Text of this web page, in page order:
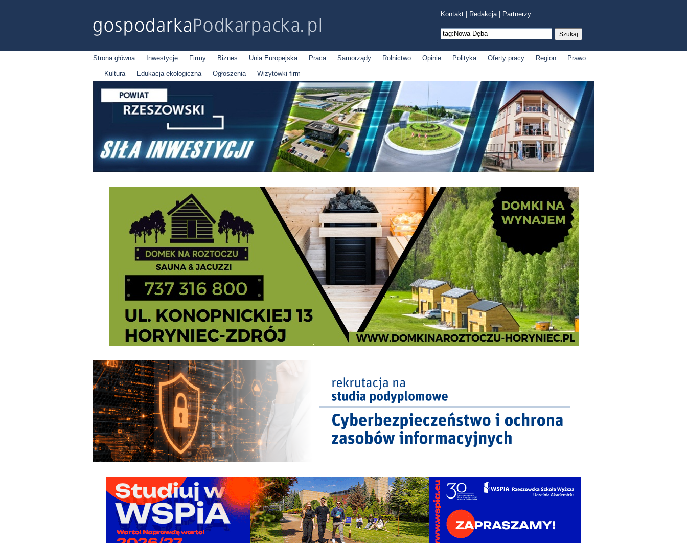
Kontakt Redakcja| Partnerzy
Strona główna Inwestycje Firmy Biznes Unia Europejska Praca Samorządy Rolnictwo Opinie Polityka Oferty pracy Region
Prawo
Kultura
Edukacja ekologiczna Ogłoszenia Wizytówki firm